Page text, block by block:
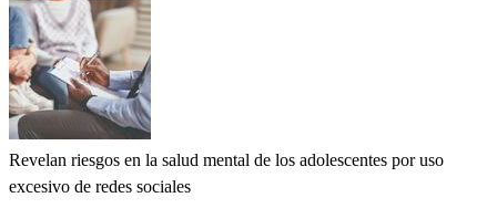
Revelan riesgos en la salud mental de los adolescentes por uso
excesivo de redes sociales